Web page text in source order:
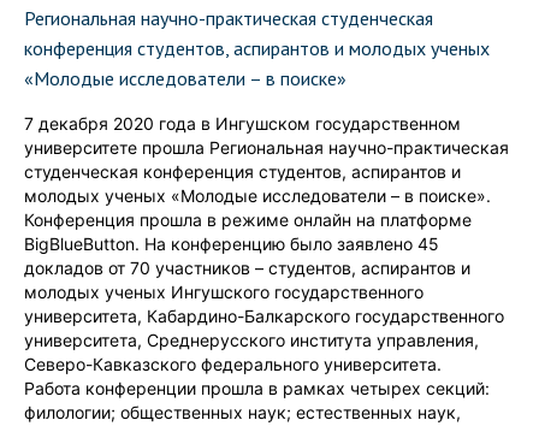
Региональная научно-практическая студенческая
конференция студентов, аспирантов и молодых ученых
«Молодые исследователи – в поиске»
7 декабря 2020 года в Ингушском государственном
университете прошла Региональная научно-практическая
студенческая конференция студентов, аспирантов и
молодых ученых «Молодые исследователи – в поиске».
Конференция прошла в режиме онлайн на платформе
BigBlueButton. На конференцию было заявлено 45
докладов от 70 участников – студентов, аспирантов и
молодых ученых Ингушского государственного
университета, Кабардино-Балкарского государственного
университета, Среднерусского института управления,
Северо-Кавказского федерального университета.
Работа конференции прошла в рамках четырех секций:
филологии; общественных наук; естественных наук,